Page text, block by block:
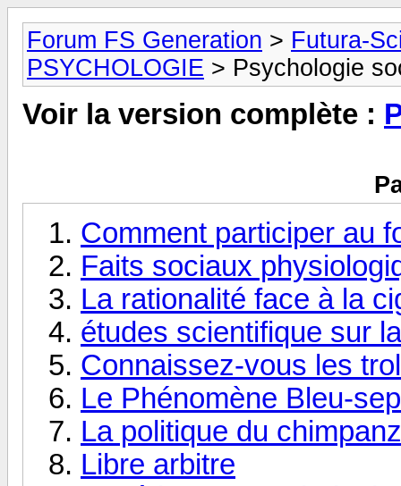
Forum FS Generation > Futura-
PSYCHOLOGIE > Psychologie
Voir la version complète :
Comment participer au
Faits sociaux
La rationalité face à la
études scientifique sur
Connaissez-vous les
Le Phénomène Bleu-
La politique du
Libre arbitre